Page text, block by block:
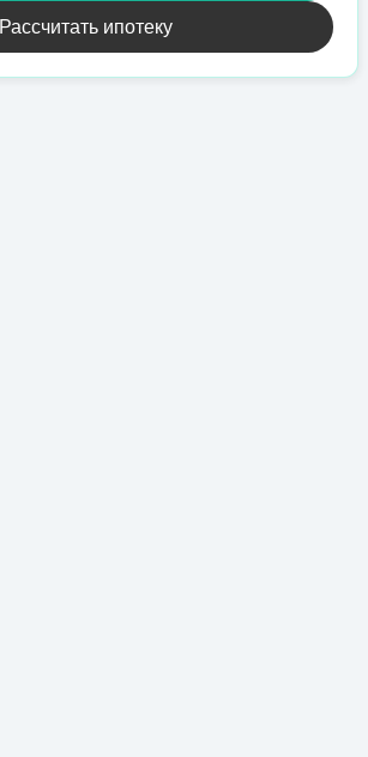
Рассчитать ипотеку